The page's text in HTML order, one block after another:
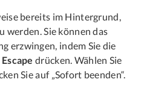
bereits im Hintergrund,
werden. Sie können das
erzwingen, indem Sie die
drücken. Wählen Sie
Sie auf „Sofort beenden“.